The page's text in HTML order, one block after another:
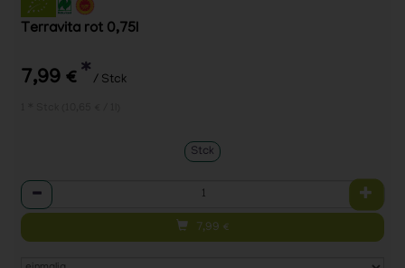
Terravita rot 0,75l
7,99 € * / Stck
Stck
Anzahl
7,99 €